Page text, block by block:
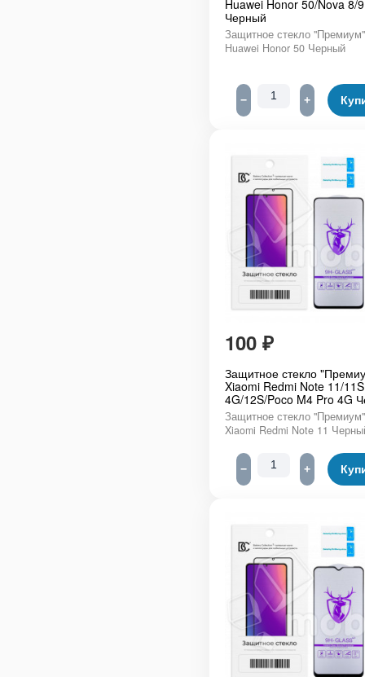
Huawei Honor 50/Nova 8/9
Черный
Защитное стекло
Huawei Honor 50 Черный
− +
100 ₽
Защитное стекло
Xiaomi Redmi Note 11/11S
4G/12S/Poco M4 Pro 4G
Защитное стекло
Xiaomi Redmi Note 11
− +